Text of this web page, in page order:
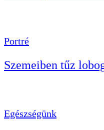
Portré
Szemeiben tűz
Egészségünk